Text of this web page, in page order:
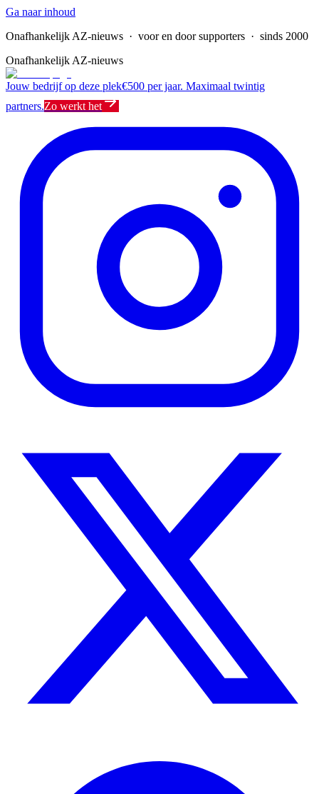
Ga naar inhoud
Onafhankelijk AZ-nieuws · voor en door supporters · sinds 2000
Onafhankelijk AZ-nieuws
Jouw bedrijf op deze plek€500 per jaar. Maximaal twintig
partners.Zo werkt het